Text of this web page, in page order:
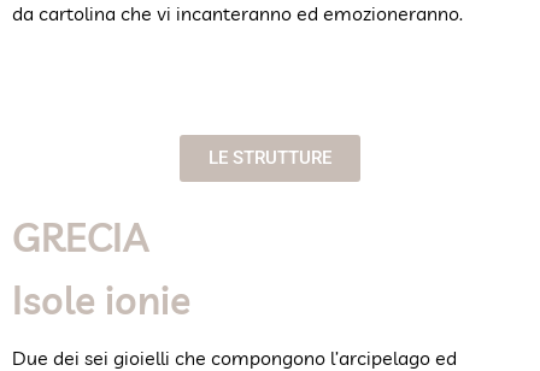
da cartolina che vi incanteranno ed emozioneranno.
LE STRUTTURE
GRECIA
Isole ionie
Due dei sei gioielli che compongono l’arcipelago ed